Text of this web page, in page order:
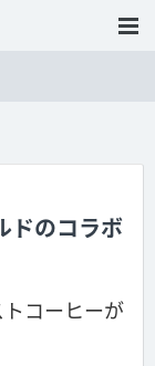
ドのコラボ
コーヒーが